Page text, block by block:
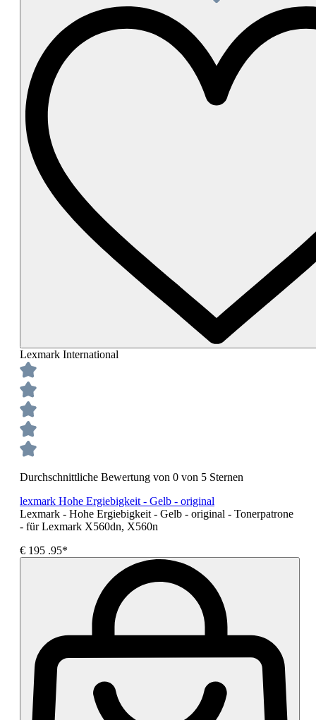
Lexmark International
Durchschnittliche Bewertung von 0 von 5 Sternen
lexmark Hohe Ergiebigkeit - Gelb - original
Lexmark - Hohe Ergiebigkeit - Gelb - original - Tonerpatrone
- für Lexmark X560dn, X560n
€ 195 .95*